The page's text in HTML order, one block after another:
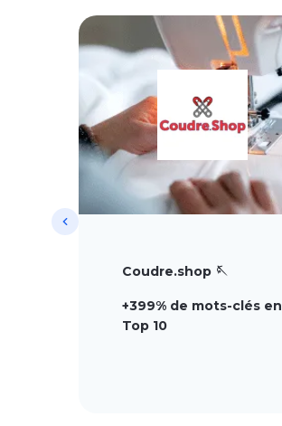
Coudre.shop 🪡
+399% de mots-clés en
Top 10